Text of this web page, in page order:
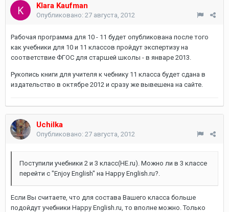
Klara Kaufman
Опубликовано: 27 августа, 2012
Рабочая программа для 10 - 11 будет опубликована после того
как учебники для 10 и 11 классов пройдут экспертизу на
соответствие ФГОС для старшей школы - в январе 2013.
Рукопись книги для учителя к чебнику 11 класса будет сдана в
издательство в октябре 2012 и сразу же вывешена на сайте.
Uchilka
Опубликовано: 27 августа, 2012
Поступили учебники 2 и 3 класс(HE.ru). Можно ли в 3 классе
перейти с "Enjoy English" на Happy English.ru?.
Если Вы считаете, что для состава Вашего класса больше
подойдут учебники Happy English.ru, то вполне можно. Только